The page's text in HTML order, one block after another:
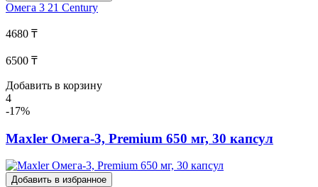
Омега 3 21 Century
4680 ₸
6500 ₸
Добавить в корзину
4
-17%
Maxler Омега-3, Premium 650 мг, 30 капсул
Добавить в избранное